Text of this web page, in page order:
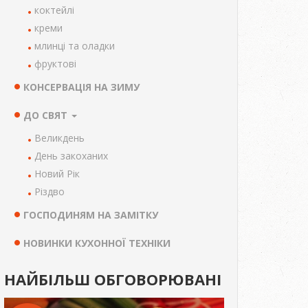
коктейлі
креми
млинці та оладки
фруктові
КОНСЕРВАЦІЯ НА ЗИМУ
ДО СВЯТ
Великдень
День закоханих
Новий Рік
Різдво
ГОСПОДИНЯМ НА ЗАМІТКУ
НОВИНКИ КУХОННОЇ ТЕХНІКИ
НАЙБІЛЬШ ОБГОВОРЮВАНІ